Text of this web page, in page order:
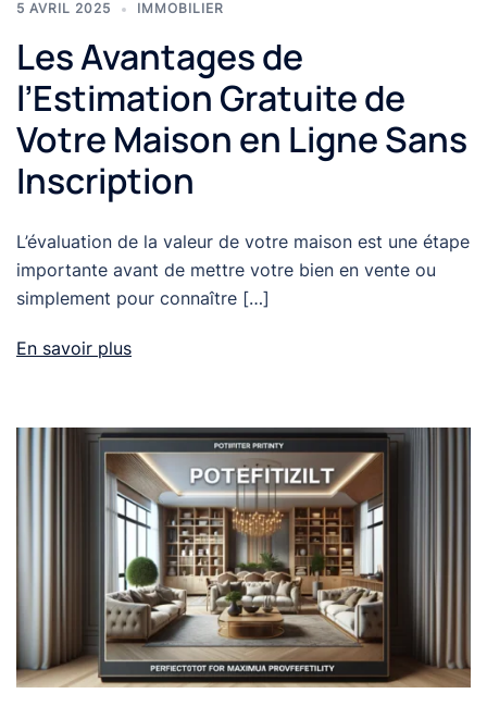
5 AVRIL 2025 IMMOBILIER
Les Avantages de
l’Estimation Gratuite de
Votre Maison en Ligne Sans
Inscription
L’évaluation de la valeur de votre maison est une étape
importante avant de mettre votre bien en vente ou
simplement pour connaître […]
En savoir plus